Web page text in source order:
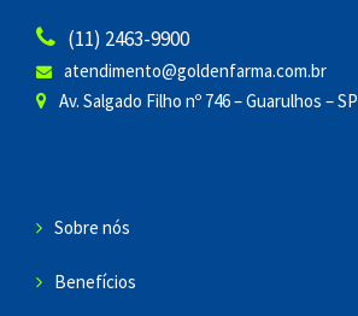
(11) 2463-9900
atendimento@goldenfarma.com.br
Av. Salgado Filho nº 746 – Guarulhos – SP
Sobre nós
Benefícios